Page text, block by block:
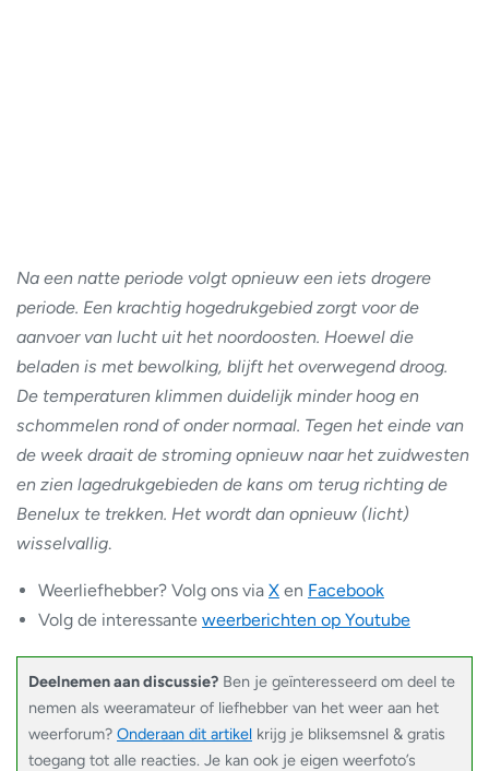
Na een natte periode volgt opnieuw een iets drogere
periode. Een krachtig hogedrukgebied zorgt voor de
aanvoer van lucht uit het noordoosten. Hoewel die
beladen is met bewolking, blijft het overwegend droog.
De temperaturen klimmen duidelijk minder hoog en
schommelen rond of onder normaal. Tegen het einde van
de week draait de stroming opnieuw naar het zuidwesten
en zien lagedrukgebieden de kans om terug richting de
Benelux te trekken. Het wordt dan opnieuw (licht)
wisselvallig.
Weerliefhebber? Volg ons via X en Facebook
Volg de interessante weerberichten op Youtube
Deelnemen aan discussie? Ben je geïnteresseerd om deel te
nemen als weeramateur of liefhebber van het weer aan het
weerforum? Onderaan dit artikel krijg je bliksemsnel & gratis
toegang tot alle reacties. Je kan ook je eigen weerfoto’s